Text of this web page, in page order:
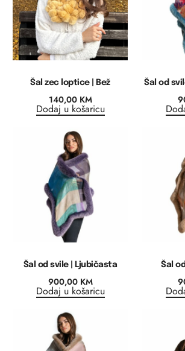
Šal zec loptice | Bež
140,00 KM
Dodaj u košaricu
Šal od
Šal od svile | Ljubičasta
900,00 KM
Dodaj u košaricu
Šal